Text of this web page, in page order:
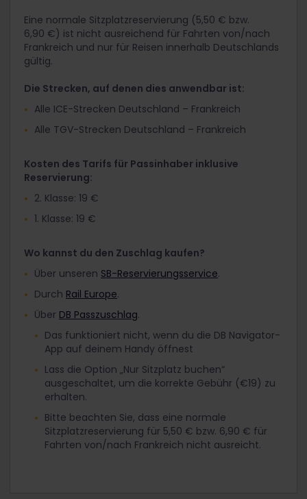
Eine normale Sitzplatzreservierung (5,50 € bzw.
6,90 €) ist nicht ausreichend für Fahrten von/nach
Frankreich und nur für Reisen innerhalb Deutschlands
gültig.
Die Strecken, auf denen dies anwendbar ist:
Alle ICE-Strecken Deutschland – Frankreich
Alle TGV-Strecken Deutschland – Frankreich
Kosten des Tarifs für Passinhaber inklusive
Reservierung:
2. Klasse: 19 €
1. Klasse: 19 €
Wo kannst du den Zuschlag kaufen?
Über unseren SB-Reservierungsservice.
Durch Rail Europe.
Über DB Passzuschlag.
Das funktioniert nicht, wenn du die DB Navigator-
App auf deinem Handy öffnest
Lass die Option „Nur Sitzplatz buchen“
ausgeschaltet, um die korrekte Gebühr (€19) zu
erhalten.
Bitte beachten Sie, dass eine normale
Sitzplatzreservierung für 5,50 € bzw. 6,90 € für
Fahrten von/nach Frankreich nicht ausreicht.